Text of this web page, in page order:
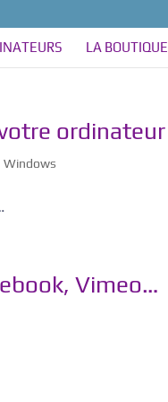
LA BOUTIQUE
ordinateur
,Windows
Vimeo…